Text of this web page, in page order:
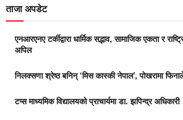
ताजा अपडेट
एनआरएनए टर्कीद्वारा धार्मिक सद्भाव, सामाजिक एकता र
अपिल
निलक्सणा श्रेष्ठ बनिन् ‘मिस कास्की नेपाल’, पोखरामा
टप्स माध्यमिक विद्यालयको प्राचार्यमा डा. झपिन्द्र अधिकारी